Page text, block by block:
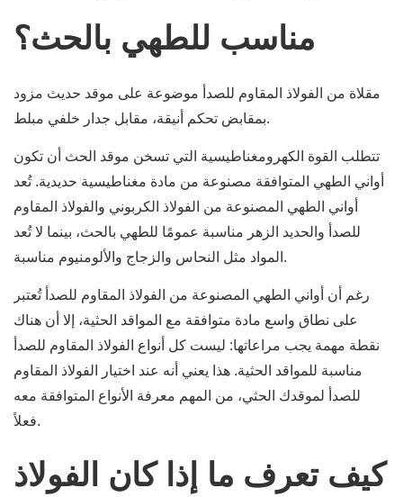
مناسب للطهي بالحث؟
مقلاة من الفولاذ المقاوم للصدأ موضوعة على موقد حديث مزود
بمقابض تحكم أنيقة، مقابل جدار خلفي مبلط.
تتطلب القوة الكهرومغناطيسية التي تسخن موقد الحث أن تكون
أواني الطهي المتوافقة مصنوعة من مادة مغناطيسية حديدية. تُعد
أواني الطهي المصنوعة من الفولاذ الكربوني والفولاذ المقاوم
للصدأ والحديد الزهر مناسبة عمومًا للطهي بالحث، بينما لا تُعد
المواد مثل النحاس والزجاج والألومنيوم مناسبة.
رغم أن أواني الطهي المصنوعة من الفولاذ المقاوم للصدأ تُعتبر
على نطاق واسع مادة متوافقة مع المواقد الحثية، إلا أن هناك
نقطة مهمة يجب مراعاتها: ليست كل أنواع الفولاذ المقاوم للصدأ
مناسبة للمواقد الحثية. هذا يعني أنه عند اختيار الفولاذ المقاوم
للصدأ لموقدك الحثي، من المهم معرفة الأنواع المتوافقة معه
فعلاً.
كيف تعرف ما إذا كان الفولاذ